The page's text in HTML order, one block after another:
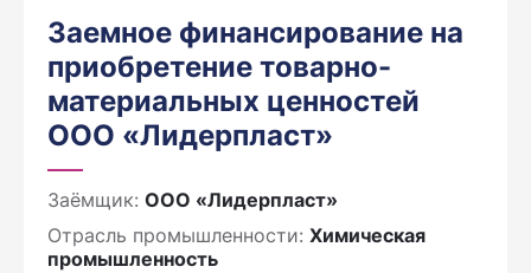
Заемное финансирование на
приобретение товарно-
материальных ценностей
ООО «Лидерпласт»
Заёмщик: ООО «Лидерпласт»
Отрасль промышленности: Химическая
промышленность